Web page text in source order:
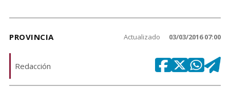
PROVINCIA Actualizado 03/03/2016 07:00
Redacción